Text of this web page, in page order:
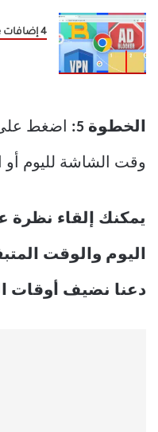
4 إضافات Chrome كانت آمنة ثم أصبحت برامج ضارة
الخطوة 5: اضغط
وقت الشاشة لليوم أو
يمكنك إلقاء
اليوم والوقت
دعنا نضيف أوقات